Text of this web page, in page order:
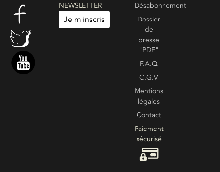
Voir les
NEWSLETTER
Je m inscris
Désabonnement
Dossier
de
presse
"PDF"
F.A.Q
C.G.V
Mentions
légales
Contact
Paiement
sécurisé